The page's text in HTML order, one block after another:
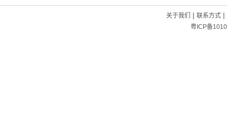
关于我们 | 联系方式|
粤ICP备